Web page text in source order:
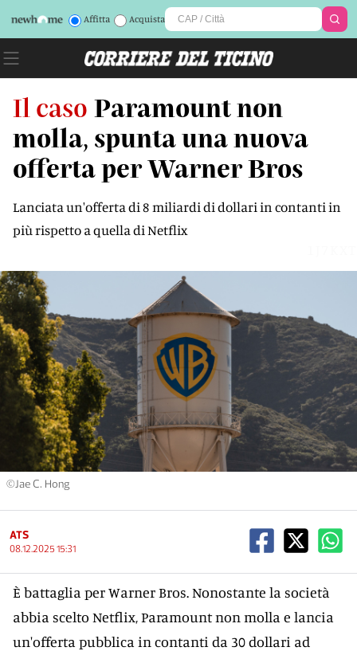
Affitta Acquista
Il caso Paramount non
molla, spunta una nuova
offerta per Warner Bros
Lanciata un'offerta di 8 miliardi di dollari in contanti in
più rispetto a quella di Netflix
©Jae C. Hong
ATS
08.12.2025 15:31
È battaglia per Warner Bros. Nonostante la società
abbia scelto Netflix, Paramount non molla e lancia
un'offerta pubblica in contanti da 30 dollari ad